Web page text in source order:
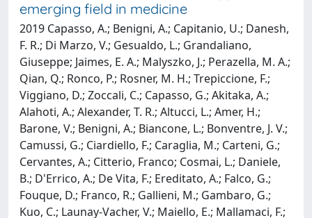
emerging field in medicine
2019 Capasso, A.; Benigni, A.; Capitanio, U.; Danesh,
F. R.; Di Marzo, V.; Gesualdo, L.; Grandaliano,
Giuseppe; Jaimes, E. A.; Malyszko, J.; Perazella, M. A.;
Qian, Q.; Ronco, P.; Rosner, M. H.; Trepiccione, F.;
Viggiano, D.; Zoccali, C.; Capasso, G.; Akitaka, A.;
Alahoti, A.; Alexander, T. R.; Altucci, L.; Amer, H.;
Barone, V.; Benigni, A.; Biancone, L.; Bonventre, J. V.;
Camussi, G.; Ciardiello, F.; Caraglia, M.; Carteni, G.;
Cervantes, A.; Citterio, Franco; Cosmai, L.; Daniele,
B.; D'Errico, A.; De Vita, F.; Ereditato, A.; Falco, G.;
Fouque, D.; Franco, R.; Gallieni, M.; Gambaro, G.;
Kuo, C.; Launay-Vacher, V.; Maiello, E.; Mallamaci, F.;